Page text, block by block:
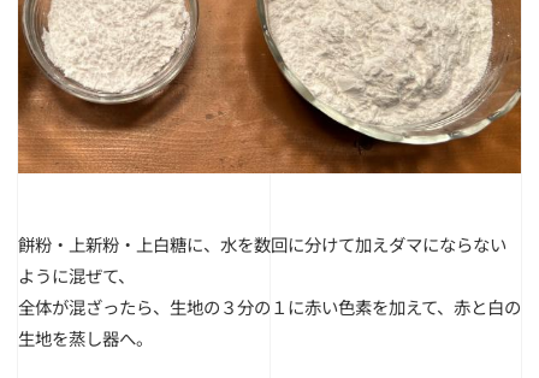
餅粉・上新粉・上白糖に、水を数回に分けて加えダマにならない
ように混ぜて、
全体が混ざったら、生地の３分の１に赤い色素を加えて、赤と白の
生地を蒸し器へ。